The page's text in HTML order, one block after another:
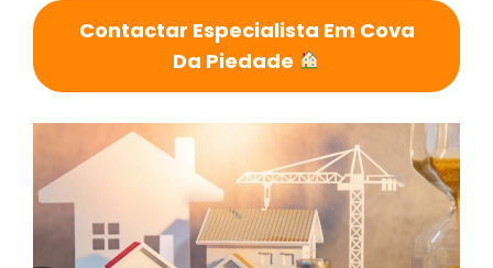
Contactar Especialista Em Cova
Da Piedade